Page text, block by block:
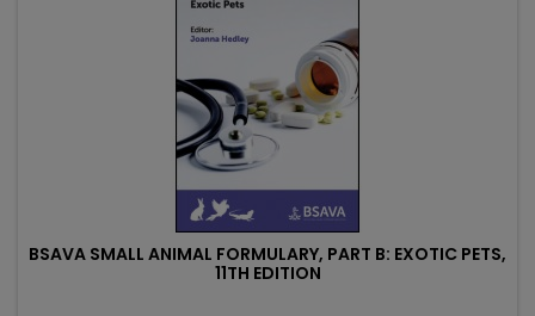
BSAVA SMALL ANIMAL FORMULARY, PART B: EXOTIC PETS,
11TH EDITION